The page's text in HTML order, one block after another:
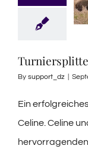
By support_dz
Ein
Celine. Celine
hervorragenden